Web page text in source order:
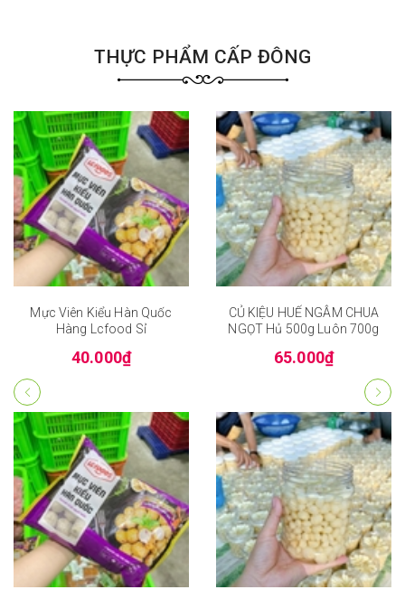
THỰC PHẨM CẤP ĐÔNG
Mực Viên Kiểu Hàn Quốc
Hàng Lcfood Sỉ
40.000₫
CỦ KIỆU HUẾ NGÂM CHUA
NGỌT Hủ 500g Luôn 700g
65.000₫